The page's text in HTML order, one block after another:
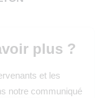
plus ?
et les
notre communiqué